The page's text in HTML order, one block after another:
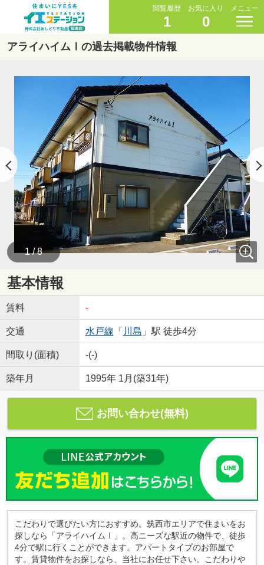
閲覧履歴
1
お気に入り
0
メニュー
アライハイムⅠの過去掲載物件情報
1 / 8
基本情報
賃料 -
交通 水戸線 「 川島 」駅 徒歩4分
間取り(面積) -(-)
築年月 1995年 1月(築31年)
お問い合わせ(無料)
こだわりで選びたい方におすすめ。筑西市エリアで住まいをお
探しなら「アライハイムⅠ」。高ニーズな駅近の物件で、徒歩
4分で駅に行くことができます。アパートタイプのお部屋で
す。賃貸物件をお探しなら、当社にお任せ下さい。こだわりや